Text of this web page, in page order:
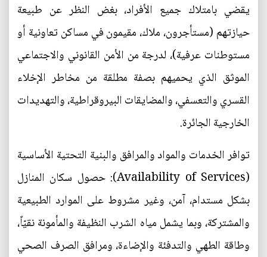
يقضي بامتلاك جميع الأفراد، بغض النظر عن طبيعة
حيازتهم (مستأجرون، ملاك، مقيمون في مساكن تعاونية أو
مستوطنات عرفية)، لدرجة من الأمن القانوني والاجتماعي
الموثق الذي يحميهم بصفة مطلقة من مخاطر الإخلاء
القسري والتعسفي، والمضايقات البيروقراطية، والتهديدات
الخارجية الجائرة.
توافر الخدمات والمواد والمرافق والبنية التحتية الأساسية
(Availability of Services): حصول سكان المنازل
بشكل مستدام، آمن، وغير مشروط على الموارد الطبيعية
والمشتركة، وبما يشمل مياه الشرب النظيفة والمأمونة نقيّاً،
وطاقة الطهي والتدفئة والإضاءة، ومرافق الصرف الصحي